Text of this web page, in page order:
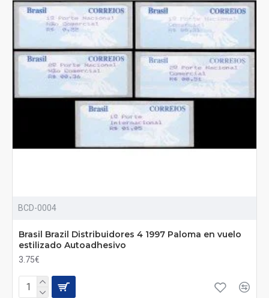
BCD-0004
Brasil Brazil Distribuidores 4 1997 Paloma en vuelo
estilizado Autoadhesivo
3.75€